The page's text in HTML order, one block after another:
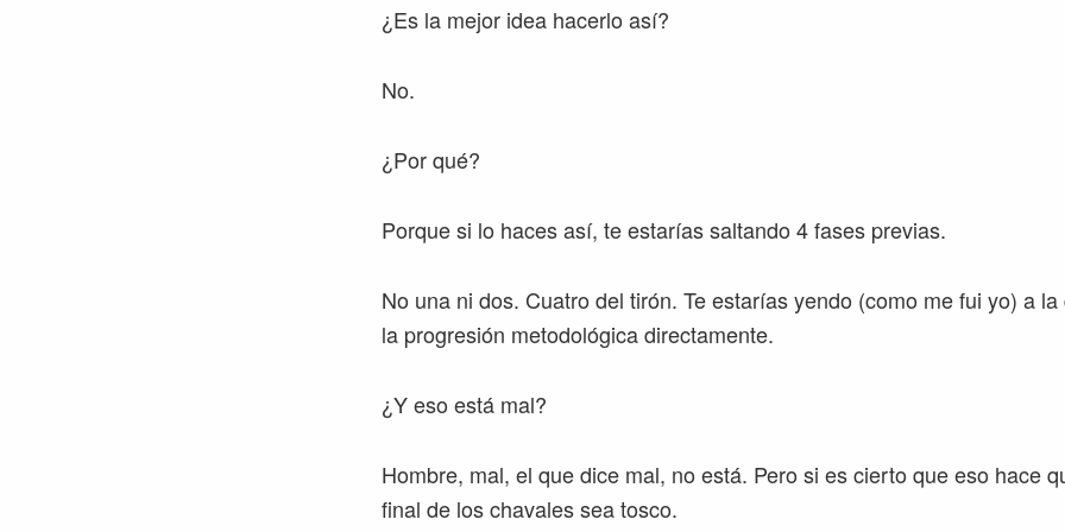
¿Es la mejor idea hacerlo así?
No.
¿Por qué?
Porque si lo haces así, te estarías saltando 4 fases previas.
No una ni dos. Cuatro del tirón. Te estarías yendo (como me fui yo) a
la progresión metodológica directamente.
¿Y eso está mal?
Hombre, mal, el que dice mal, no está. Pero si es cierto que eso hace
final de los chavales sea tosco.